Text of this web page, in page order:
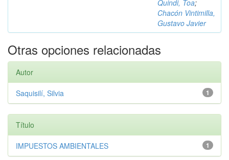
Quindi, Toa;
Chacón Vintimilla,
Gustavo Javier
Otras opciones relacionadas
Autor
1
Saquisilí, Silvia
Título
1
IMPUESTOS AMBIENTALES